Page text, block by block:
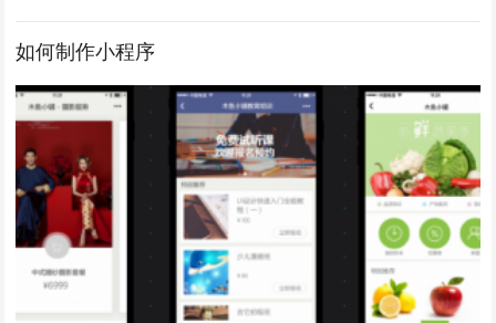
如何制作小程序